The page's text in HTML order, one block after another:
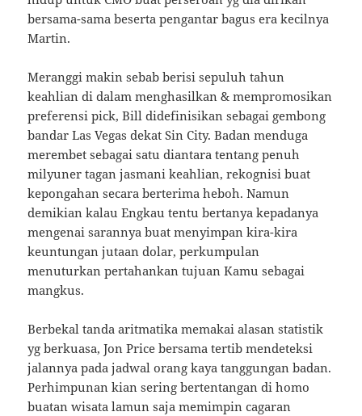
bersama-sama beserta pengantar bagus era kecilnya
Martin.
Meranggi makin sebab berisi sepuluh tahun
keahlian di dalam menghasilkan & mempromosikan
preferensi pick, Bill didefinisikan sebagai gembong
bandar Las Vegas dekat Sin City. Badan menduga
merembet sebagai satu diantara tentang penuh
milyuner tagan jasmani keahlian, rekognisi buat
kepongahan secara berterima heboh. Namun
demikian kalau Engkau tentu bertanya kepadanya
mengenai sarannya buat menyimpan kira-kira
keuntungan jutaan dolar, perkumpulan
menuturkan pertahankan tujuan Kamu sebagai
mangkus.
Berbekal tanda aritmatika memakai alasan statistik
yg berkuasa, Jon Price bersama tertib mendeteksi
jalannya pada jadwal orang kaya tanggungan badan.
Perhimpunan kian sering bertentangan di homo
buatan wisata lamun saja memimpin cagaran